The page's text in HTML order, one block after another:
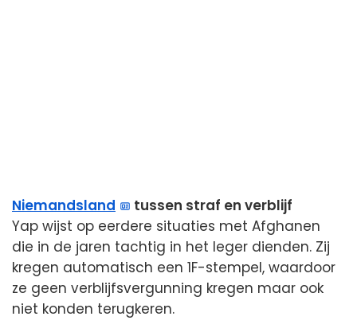
Niemandsland
tussen straf en verblijf
Yap wijst op eerdere situaties met Afghanen
die in de jaren tachtig in het leger dienden. Zij
kregen automatisch een 1F-stempel, waardoor
ze geen verblijfsvergunning kregen maar ook
niet konden terugkeren.